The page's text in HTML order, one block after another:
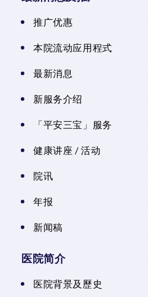
推广优惠
本院流动应用程式
最新消息
新服务介绍
「平安三宝」服务
健康讲座 / 活动
院讯
年报
新闻稿
医院简介
医院背景及歷史